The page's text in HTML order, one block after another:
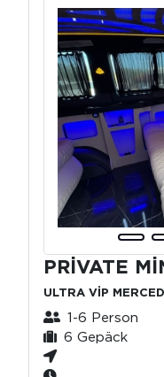
PRİVATE
ULTRA VİP
1-6 Person
6 Gepäck